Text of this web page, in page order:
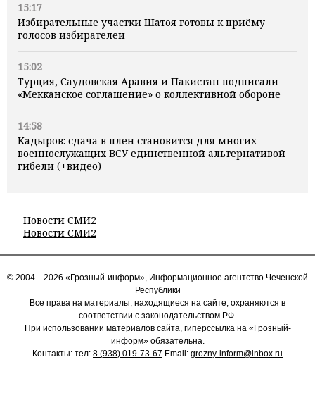
15:17
Избирательные участки Шатоя готовы к приёму
голосов избирателей
15:02
Турция, Саудовская Аравия и Пакистан подписали
«Мекканское соглашение» о коллективной обороне
14:58
Кадыров: сдача в плен становится для многих
военнослужащих ВСУ единственной альтернативой
гибели (+видео)
Новости СМИ2
Новости СМИ2
© 2004—2026 «Грозный-информ», Информационное агентство Чеченской
Республики
Все права на материалы, находящиеся на сайте, охраняются в
соответствии с законодательством РФ.
При использовании материалов сайта, гиперссылка на «Грозный-
информ» обязательна.
Контакты: тел: 8 (938) 019-73-67 Email: grozny-inform@inbox.ru